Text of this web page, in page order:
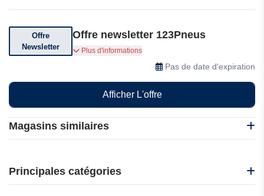
Magasins similaires
Principales catégories
Offre
Newsletter
Offre newsletter 123Pneus
Abonnez-vous pour recevoir des offres spéciales
Plus d'informations
Pas de date d'expiration
Afficher L'offre